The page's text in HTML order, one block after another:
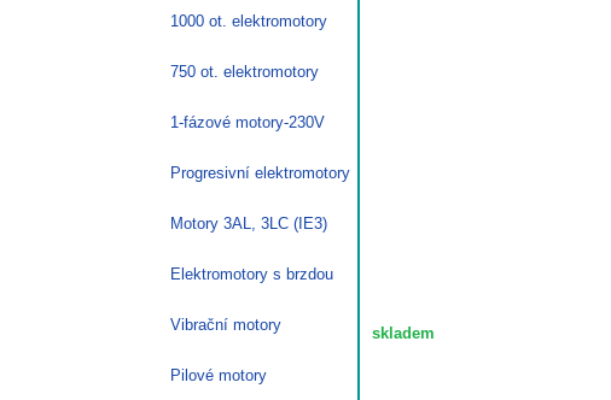
1000 ot. elektromotory
750 ot. elektromotory
1-fázové motory-230V
Progresivní elektromotory
Motory 3AL, 3LC (IE3)
Elektromotory s brzdou
Vibrační motory
Pilové motory